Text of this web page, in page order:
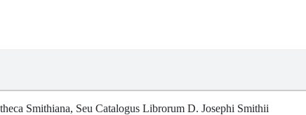
Smithiana, Seu Catalogus Librorum D. Josephi Smithii